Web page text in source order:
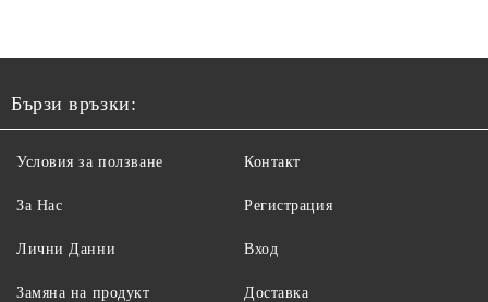
Бързи връзки:
Условия за ползване
За Нас
Лични Данни
Замяна на продукт
Контакт
Регистрация
Вход
Доставка